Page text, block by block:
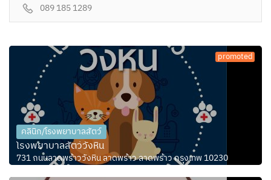
089 185 1289
promoted
คลินิก/โรงพยาบาลสัตว์
โรงพยาบาลสัตว์วังหิน
731 ถนนลาดพร้าววังหิน ลาดพร้าว ลาดพร้าว กรุงเทพ 10230